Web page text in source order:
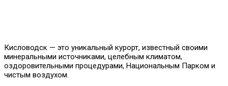
Кисловодск — это уникальный курорт, известный своими
минеральными источниками, целебным климатом,
оздоровительными процедурами, Национальным Парком и
чистым воздухом.